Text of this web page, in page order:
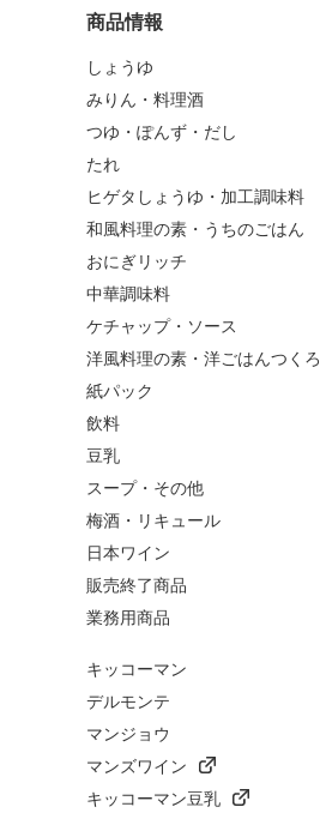
商品情報
しょうゆ
みりん・料理酒
つゆ・ぽんず・だし
たれ
ヒゲタしょうゆ・加工調味料
和風料理の素・うちのごはん
おにぎリッチ
中華調味料
ケチャップ・ソース
洋風料理の素・洋ごはんつくろ
紙パック
飲料
豆乳
スープ・その他
梅酒・リキュール
日本ワイン
販売終了商品
業務用商品
キッコーマン
デルモンテ
マンジョウ
マンズワイン
キッコーマン豆乳